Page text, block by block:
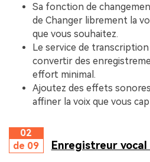
Sa fonction de
de Changer librement la
que vous souhaitez.
Le service de
convertir des
effort minimal.
Ajoutez des effets
affiner la voix que vous
02
de 09
Enregistreur